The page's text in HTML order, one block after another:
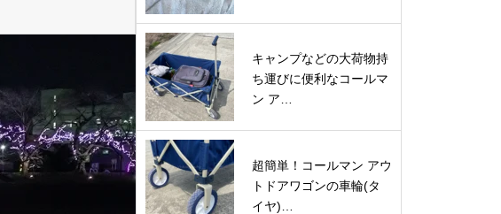
キャンプなどの大荷物持
ち運びに便利なコールマ
ン ア…
超簡単！コールマン アウ
トドアワゴンの車輪(タ
イヤ)…